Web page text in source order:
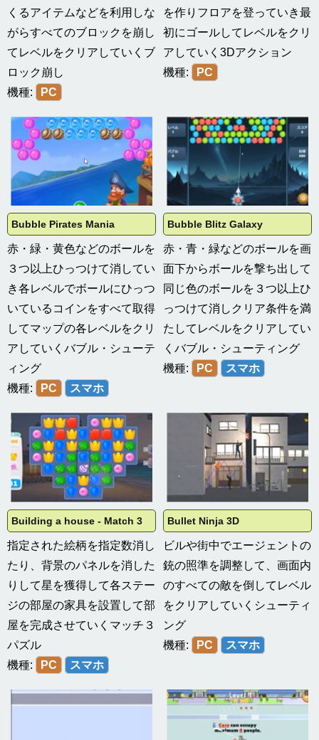
くるアイテムなどを利用しな
がらすべてのブロックを崩し
てレベルをクリアしていくブ
ロック崩し
機種:
PC
を作りフロアを登っていき最
初にゴールしてレベルをクリ
アしていく3Dアクション
機種:
PC
Bubble Pirates Mania
赤・緑・黄色などのボールを
３つ以上ひっつけて消してい
き各レベルでボールにひっつ
いているコインをすべて取得
してマップの各レベルをクリ
アしていくバブル・シューテ
ィング
機種:
PC スマホ
Bubble Blitz Galaxy
赤・青・緑などのボールを画
面下からボールを撃ち出して
同じ色のボールを３つ以上ひ
っつけて消しクリア条件を満
たしてレベルをクリアしてい
くバブル・シューティング
機種:
PC スマホ
Building a house - Match 3
指定された絵柄を指定数消し
たり、背景のパネルを消した
りして星を獲得して各ステー
ジの部屋の家具を設置して部
屋を完成させていくマッチ３
パズル
機種:
PC スマホ
Bullet Ninja 3D
ビルや街中でエージェントの
銃の照準を調整して、画面内
のすべての敵を倒してレベル
をクリアしていくシューティ
ング
機種:
PC スマホ